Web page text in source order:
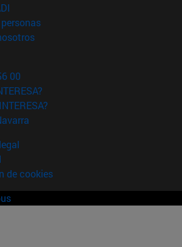
(abre en nueva ventana)
(abre en nueva ventana)
00
de cookies